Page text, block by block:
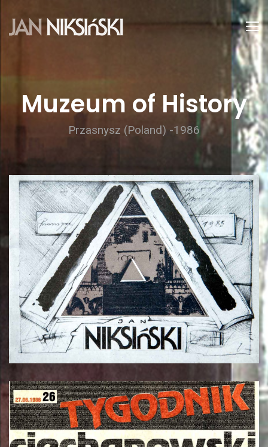
Muzeum of History
Przasnysz (Poland) -1986